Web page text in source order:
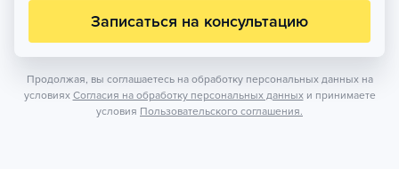
Записаться на консультацию
Продолжая, вы соглашаетесь на обработку персональных данных на
условиях Согласия на обработку персональных данных и принимаете
условия Пользовательского соглашения.